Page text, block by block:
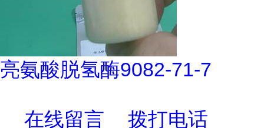
亮氨酸脱氢酶9082-71-7
在线留言 拨打电话